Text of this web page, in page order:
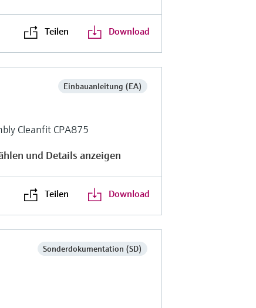
Teilen Download
Einbauanleitung (EA)
Cleanfit CPA875
und Details anzeigen
Teilen Download
Sonderdokumentation (SD)